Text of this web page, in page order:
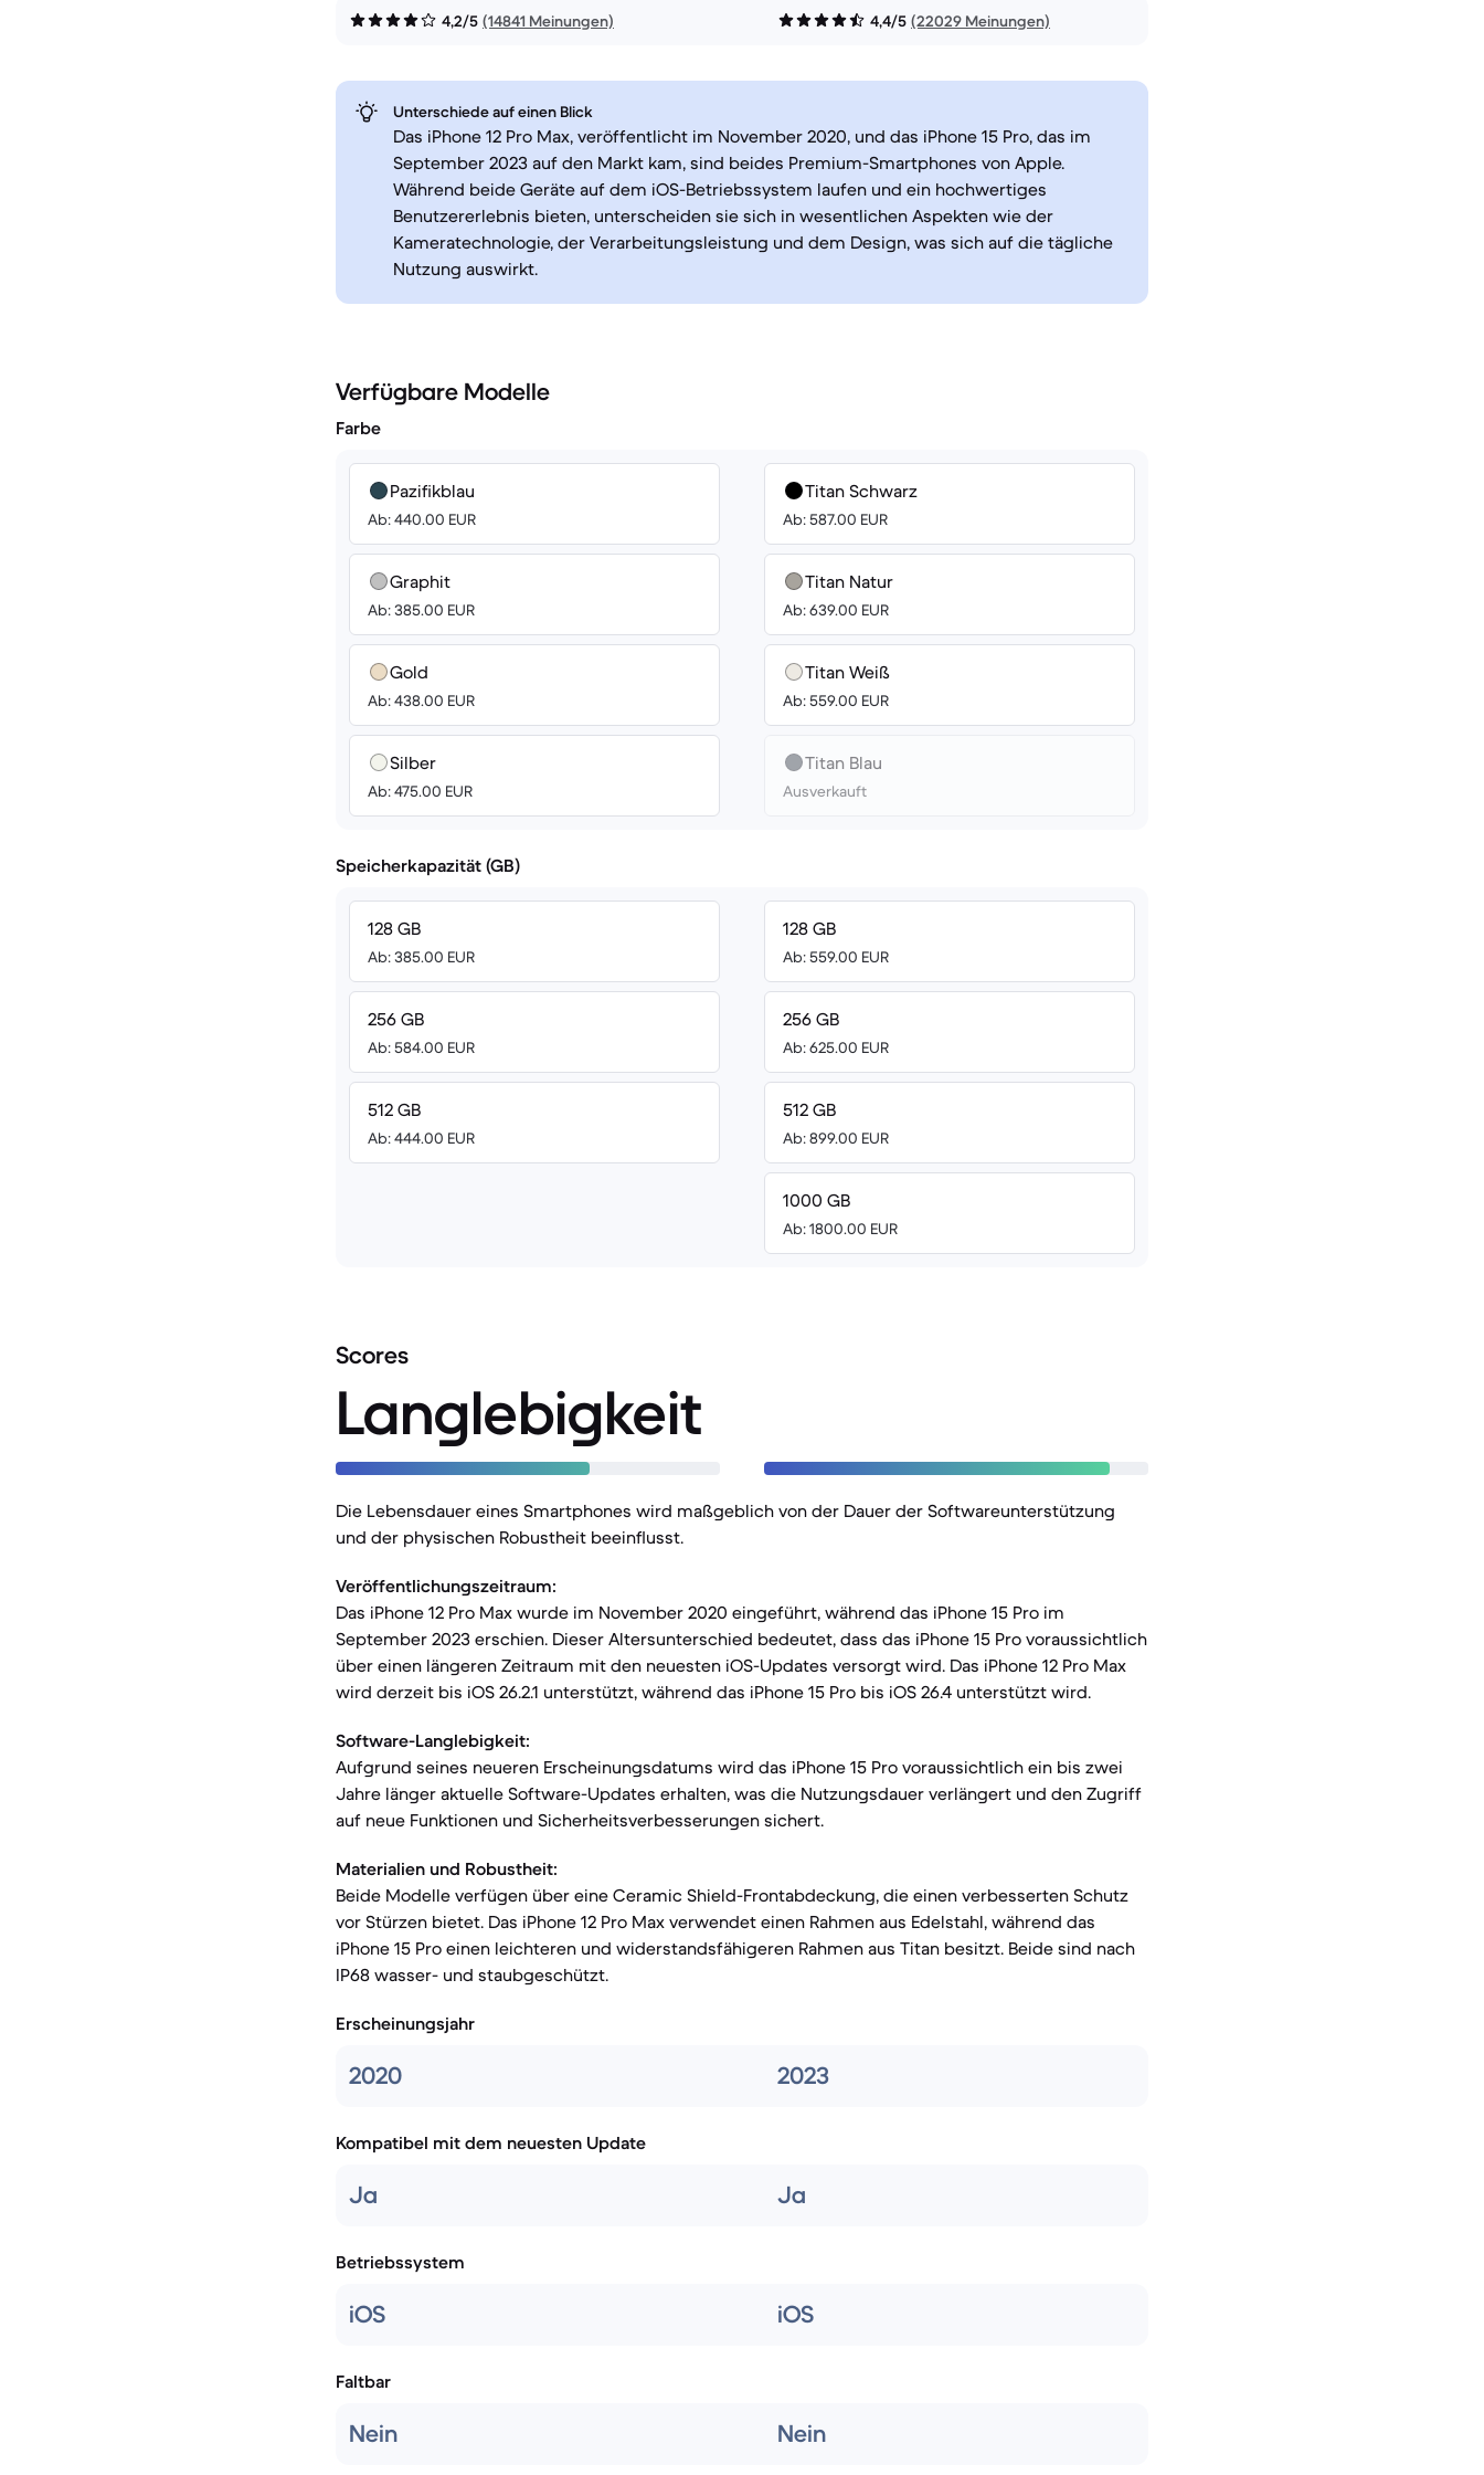
4,2/5 (14841 Meinungen) 4,4/5 (22029 Meinungen)
Unterschiede auf einen Blick
Das iPhone 12 Pro Max, veröffentlicht im November 2020, und das iPhone 15 Pro, das im
September 2023 auf den Markt kam, sind beides Premium-Smartphones von Apple.
Während beide Geräte auf dem iOS-Betriebssystem laufen und ein hochwertiges
Benutzererlebnis bieten, unterscheiden sie sich in wesentlichen Aspekten wie der
Kameratechnologie, der Verarbeitungsleistung und dem Design, was sich auf die tägliche
Nutzung auswirkt.
Verfügbare Modelle
Farbe
Pazifikblau
Ab: 440.00 EUR
Graphit
Ab: 385.00 EUR
Gold
Ab: 438.00 EUR
Silber
Ab: 475.00 EUR
Titan Schwarz
Ab: 587.00 EUR
Titan Natur
Ab: 639.00 EUR
Titan Weiß
Ab: 559.00 EUR
Titan Blau
Ausverkauft
Speicherkapazität (GB)
128 GB
Ab: 385.00 EUR
256 GB
Ab: 584.00 EUR
512 GB
Ab: 444.00 EUR
128 GB
Ab: 559.00 EUR
256 GB
Ab: 625.00 EUR
512 GB
Ab: 899.00 EUR
1000 GB
Ab: 1800.00 EUR
Scores
Langlebigkeit
Die Lebensdauer eines Smartphones wird maßgeblich von der Dauer der Softwareunterstützung
und der physischen Robustheit beeinflusst.
Veröffentlichungszeitraum:
Das iPhone 12 Pro Max wurde im November 2020 eingeführt, während das iPhone 15 Pro im
September 2023 erschien. Dieser Altersunterschied bedeutet, dass das iPhone 15 Pro voraussichtlich
über einen längeren Zeitraum mit den neuesten iOS-Updates versorgt wird. Das iPhone 12 Pro Max
wird derzeit bis iOS 26.2.1 unterstützt, während das iPhone 15 Pro bis iOS 26.4 unterstützt wird.
Software-Langlebigkeit:
Aufgrund seines neueren Erscheinungsdatums wird das iPhone 15 Pro voraussichtlich ein bis zwei
Jahre länger aktuelle Software-Updates erhalten, was die Nutzungsdauer verlängert und den Zugriff
auf neue Funktionen und Sicherheitsverbesserungen sichert.
Materialien und Robustheit:
Beide Modelle verfügen über eine Ceramic Shield-Frontabdeckung, die einen verbesserten Schutz
vor Stürzen bietet. Das iPhone 12 Pro Max verwendet einen Rahmen aus Edelstahl, während das
iPhone 15 Pro einen leichteren und widerstandsfähigeren Rahmen aus Titan besitzt. Beide sind nach
IP68 wasser- und staubgeschützt.
Erscheinungsjahr
2020 2023
Kompatibel mit dem neuesten Update
Ja Ja
Betriebssystem
iOS iOS
Faltbar
Nein Nein